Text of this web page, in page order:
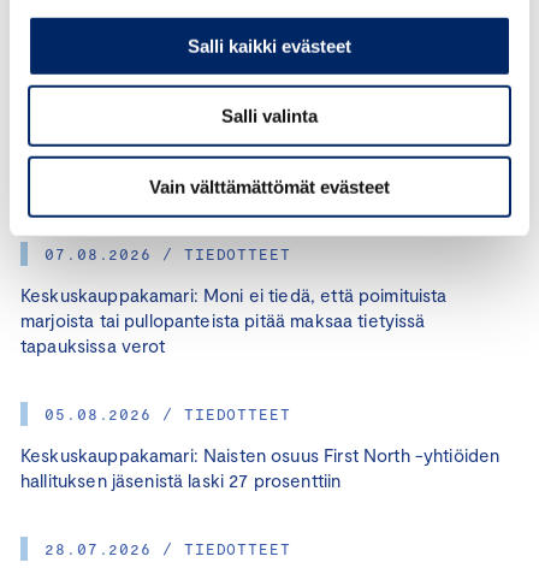
Salli kaikki evästeet
Salli valinta
Vain välttämättömät evästeet
07.08.2026 / TIEDOTTEET
Keskuskauppakamari: Moni ei tiedä, että poimituista
marjoista tai pullopanteista pitää maksaa tietyissä
tapauksissa verot
05.08.2026 / TIEDOTTEET
Keskuskauppakamari: Naisten osuus First North -yhtiöiden
hallituksen jäsenistä laski 27 prosenttiin
28.07.2026 / TIEDOTTEET
JAA ARTIKKELI: